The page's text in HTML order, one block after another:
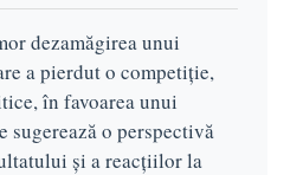
dezamăgirea unui
a pierdut o competiție,
în favoarea unui
sugerează o perspectivă
și a reacțiilor la